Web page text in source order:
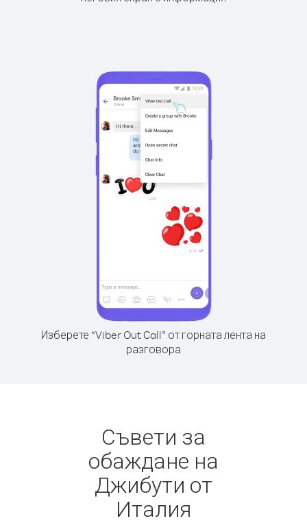
Изберете “Viber Out Call” от горната лента на
разговора
Съвети за
обаждане на
Джибути от
Италия